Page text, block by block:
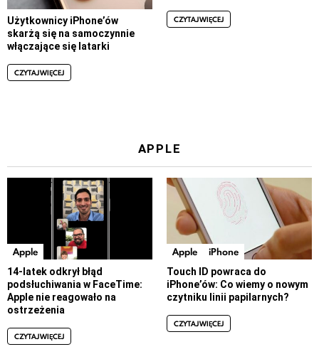
Użytkownicy iPhone’ów
skarżą się na samoczynnie
włączające się latarki
CZYTAJ WIĘCEJ
CZYTAJ WIĘCEJ
APPLE
Apple
14-latek odkrył błąd
podsłuchiwania w FaceTime:
Apple nie reagowało na
ostrzeżenia
CZYTAJ WIĘCEJ
Apple iPhone
Touch ID powraca do
iPhone’ów: Co wiemy o nowym
czytniku linii papilarnych?
CZYTAJ WIĘCEJ